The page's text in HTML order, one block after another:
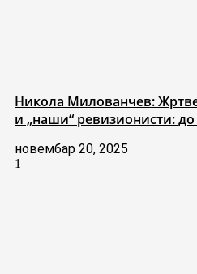
Никола Милованчев: Жртве
и „наши“ ревизионисти: до
новембар 20, 2025